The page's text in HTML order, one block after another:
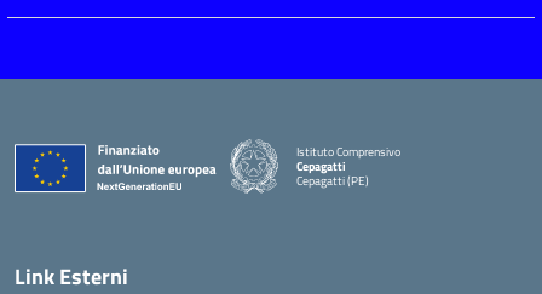
Istituto Comprensivo
Cepagatti
Cepagatti (PE)
— Visita la pagina iniziale della scuola
Link Esterni